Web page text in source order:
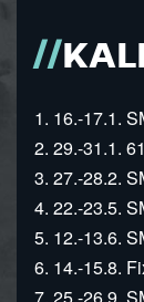
1. 16.-17.1.
2. 29.-31.1.
3. 27.-28.2.
4. 22.-23.5.
5. 12.-13.6.
6. 14.-15.8.